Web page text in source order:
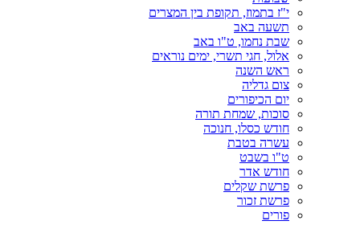
י"ז בתמוז, תקופת בין המצרים
תשעה באב
שבת נחמו, ט"ו באב
אלול, חגי תשרי, ימים נוראים
ראש השנה
צום גדליה
יום הכיפורים
סוכות, שמחת תורה
חודש כסלו, חנוכה
עשרה בטבת
ט"ו בשבט
חודש אדר
פרשת שקלים
פרשת זכור
פורים